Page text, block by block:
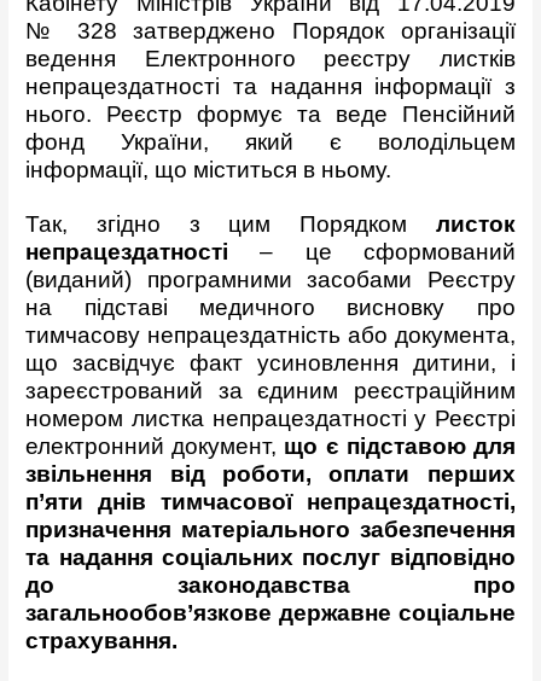
№ 328 затверджено Порядок організації
ведення Електронного реєстру листків
непрацездатності та надання інформації з
нього. Реєстр формує та веде Пенсійний
фонд України, який є володільцем
інформації, що міститься в ньому.
Так, згідно з цим Порядком листок
непрацездатності – це сформований
(виданий) програмними засобами Реєстру
на підставі медичного висновку про
тимчасову непрацездатність або документа,
що засвідчує факт усиновлення дитини, і
зареєстрований за єдиним реєстраційним
номером листка непрацездатності у Реєстрі
електронний документ, що є підставою для
звільнення від роботи, оплати перших
п’яти днів тимчасової непрацездатності,
призначення матеріального забезпечення
та надання соціальних послуг відповідно
до законодавства про
загальнообов’язкове державне соціальне
страхування.